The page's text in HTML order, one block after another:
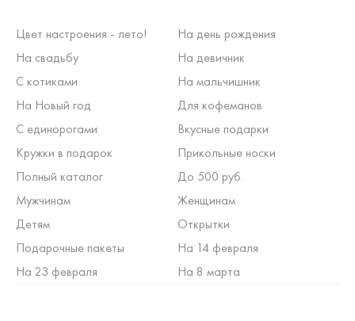
Цвет настроения - лето!
На день рождения
На свадьбу
На девичник
С котиками
На мальчишник
На Новый год
Для кофеманов
С единорогами
Вкусные подарки
Кружки в подарок
Прикольные носки
Полный каталог
До 500 руб.
Мужчинам
Женщинам
Детям
Открытки
Подарочные пакеты
На 14 февраля
На 23 февраля
На 8 марта